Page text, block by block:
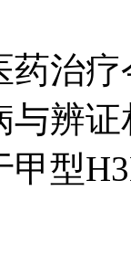
药治
与辨
甲型